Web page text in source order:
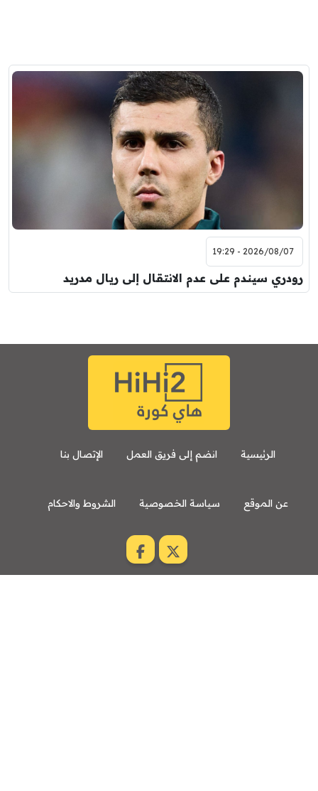
2026/08/07 - 19:29
رودري سيندم على عدم الانتقال إلى ريال مدريد
الرئيسية انضم إلى فريق العمل الإتصال بنا
عن الموقع سياسة الخصوصية الشروط والاحكام